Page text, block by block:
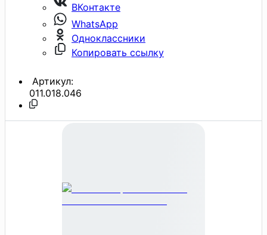
ВКонтакте
WhatsApp
Одноклассники
Копировать ссылку
Артикул:
011.018.046